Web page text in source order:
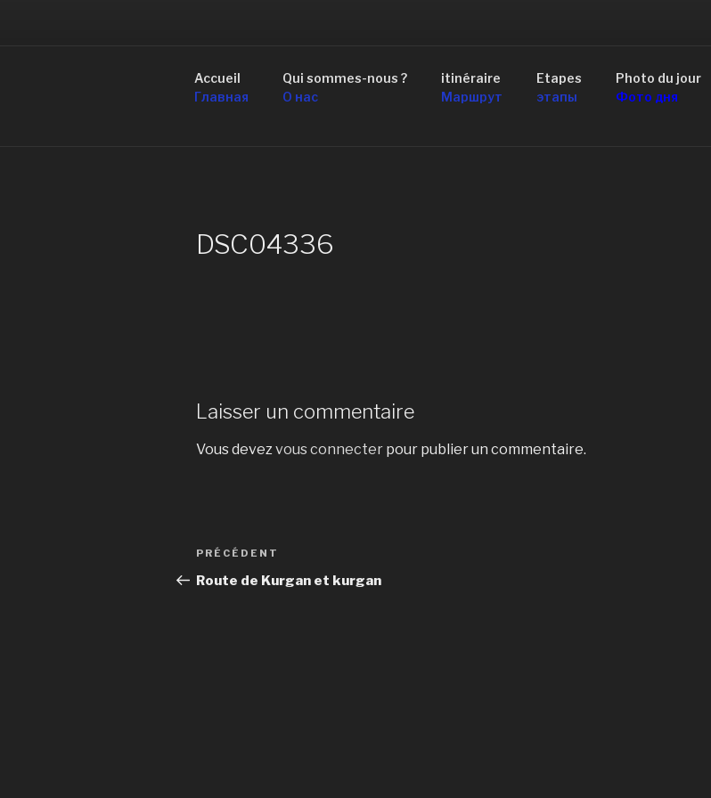
RAID 4×4 RUSSIE
de Moscou au Lac Baïkal
Accueil
Главная
Qui sommes-nous ?
О нас
itinéraire
Маршрут
Etapes
этапы
Photo du jour
Фото дня
DSC04336
Laisser un commentaire
Vous devezvous connecter pour publier un commentaire.
Navigation
de
Article
précédent
PRÉCÉDENT
Route de Kurgan et kurgan